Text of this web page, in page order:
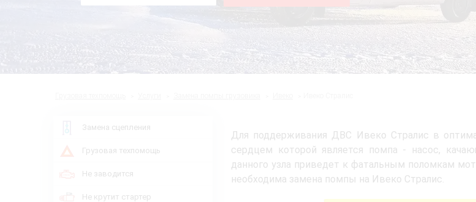
Замена сцепления
Грузовая техпомощь
Не заводится
Не крутит стартер
Для поддерживания ДВС Ивеко Стралис в
сердцем которой является помпа - насос,
данного узла приведет к фатальным поломкам
необходима замена помпы на Ивеко Стралис.